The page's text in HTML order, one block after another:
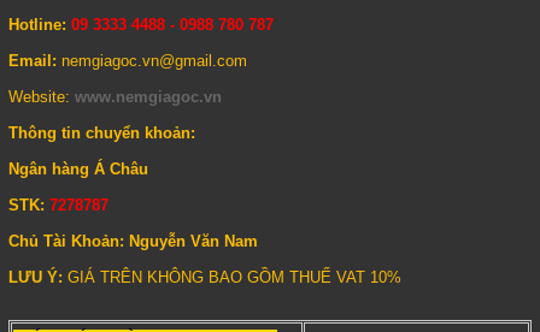
Hotline: 09 3333 4488 - 0988 780 787
Email: nemgiagoc.vn@gmail.com
Website: www.nemgiagoc.vn
Thông tin chuyển khoản:
Ngân hàng Á Châu
STK: 7278787
Chủ Tài Khoản: Nguyễn Văn Nam
LƯU Ý: GIÁ TRÊN KHÔNG BAO GỒM THUẾ VAT 10%